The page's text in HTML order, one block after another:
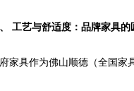
工艺与舒适度：品牌家具的
家具作为佛山顺德（全国家